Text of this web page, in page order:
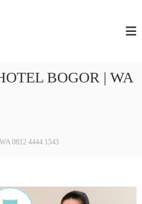
BOGOR | WA
0812 4444 1543